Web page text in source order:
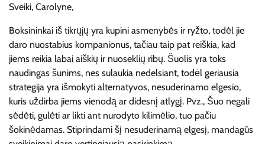
Sveiki, Carolyne,
Boksininkai iš tikrųjų yra kupini asmenybės ir ryžto, todėl jie
daro nuostabius kompanionus, tačiau taip pat reiškia, kad
jiems reikia labai aiškių ir nuoseklių ribų. Šuolis yra toks
naudingas šunims, nes sulaukia nedelsiant, todėl geriausia
strategija yra išmokyti alternatyvos, nesuderinamo elgesio,
kuris uždirba jiems vienodą ar didesnį atlygį. Pvz., Šuo negali
sėdėti, gulėti ar likti ant nurodyto kilimėlio, tuo pačiu
šokinėdamas. Stiprindami šį nesuderinamą elgesį, mandagūs